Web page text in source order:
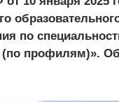
по
профилям)».